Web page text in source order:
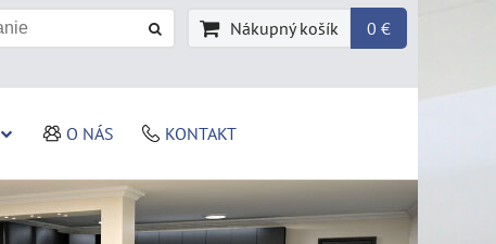
Nákupný košík 0 €
O NÁS KONTAKT